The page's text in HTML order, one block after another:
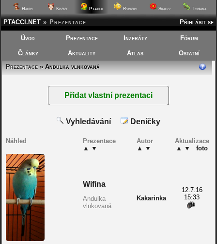
Hafíci Kočičí Ptáčci Rybičky Skalky Terárka
Přihlásit se
PTACCI.NET » Prezentace
Úvod Prezentace Inzeráty Fórum
Články Aktuality Atlas
Ostatní
Prezentace» Andulka vlnkovaná
Vyhledávání Deníčky
Náhled
Prezentace
▲ ▼
Autor
▲ ▼
Aktualizace
▲ ▼ foto
Wifina
Andulka
vlnkovaná
Kakarinka
12.7.16
15:33